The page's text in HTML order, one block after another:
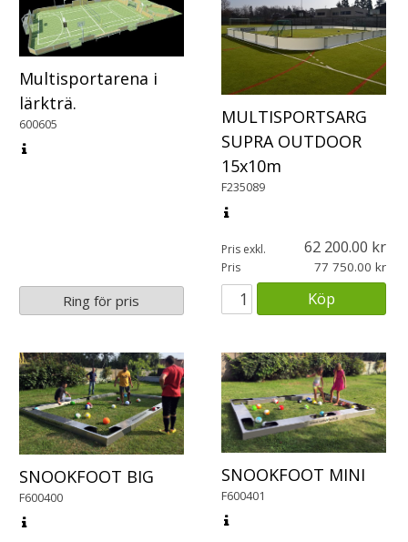
Multisportarena i
lärkträ.
600605
Ring för pris
MULTISPORTSARG
SUPRA OUTDOOR
15x10m
F235089
Pris exkl. 62 200.00
Pris 77 750.00
Köp
SNOOKFOOT BIG
F600400
SNOOKFOOT MINI
F600401